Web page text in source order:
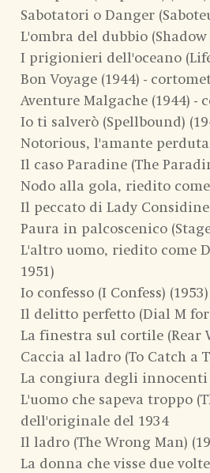
Sabotatori o Danger
L'ombra del dubbio (Shadow
I prigionieri dell'oceano
Bon Voyage (1944) -
Aventure Malgache (1944) -
Io ti salverò (Spellbound)
Notorious, l'amante perduta
Il caso Paradine (The
Nodo alla gola, riedito
Il peccato di Lady
Paura in palcoscenico
L'altro uomo, riedito come
1951)
Io confesso (I Confess) (1953)
Il delitto perfetto (Dial M for
La finestra sul cortile (Rear
Caccia al ladro (To Catch a
La congiura degli innocenti
L'uomo che sapeva troppo
dell'originale del 1934
Il ladro (The Wrong Man)
La donna che visse due